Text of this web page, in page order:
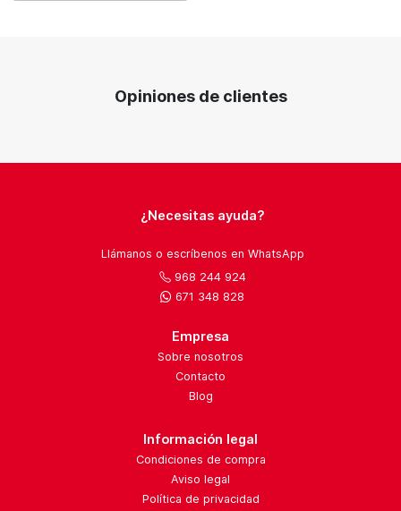
Opiniones de clientes
¿Necesitas ayuda?
Llámanos o escríbenos en WhatsApp
968 244 924
671 348 828
Empresa
Sobre nosotros
Contacto
Blog
Información legal
Condiciones de compra
Aviso legal
Política de privacidad